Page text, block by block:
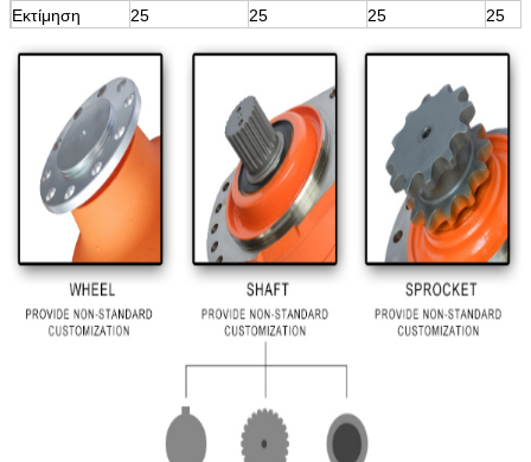
Εκτίμηση
25 25 25 25
Μέγιστη.πίεση 40 40 40 40
Μέγιστη.
ταχύτητα (rpm)
220 220